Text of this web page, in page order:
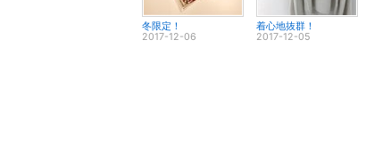
冬限定！
2017-12-06
着心地抜群！
2017-12-05